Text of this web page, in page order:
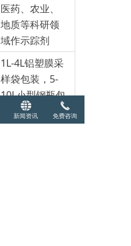
医药、农业、
地质等科研领
域作示踪剂
1L-4L铝塑膜采
样袋包装，5-
10L小型钢瓶包
뀁
新闻资讯
끅
免费咨询